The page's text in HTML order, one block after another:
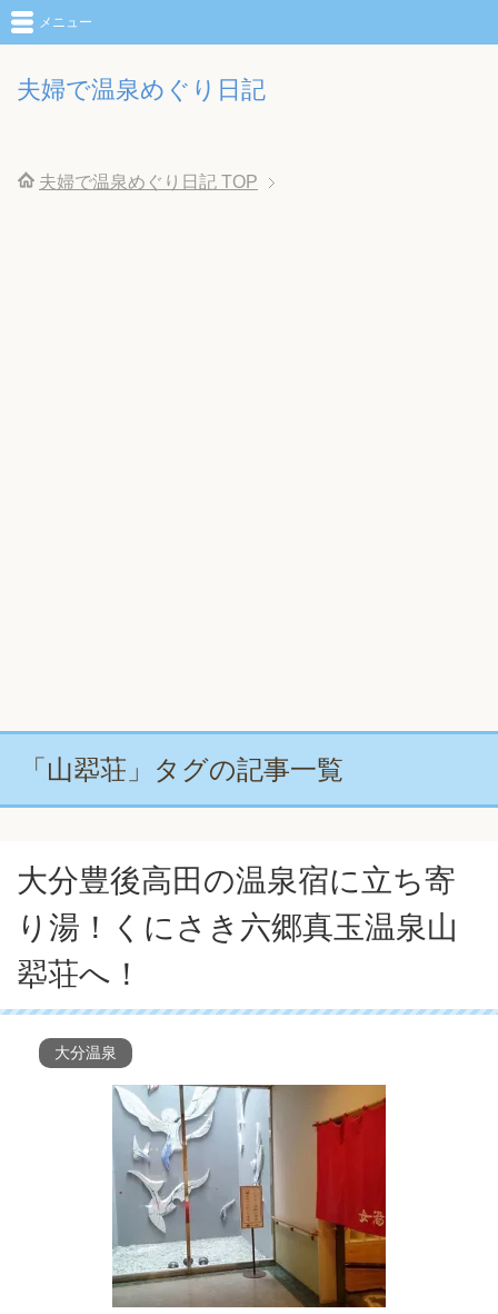
夫婦で温泉めぐり日記
メニュー
夫婦で温泉めぐり日記 TOP
「山翆荘」タグの記事一覧
大分豊後高田の温泉宿に立ち寄
り湯！くにさき六郷真玉温泉山
翆荘へ！
大分温泉